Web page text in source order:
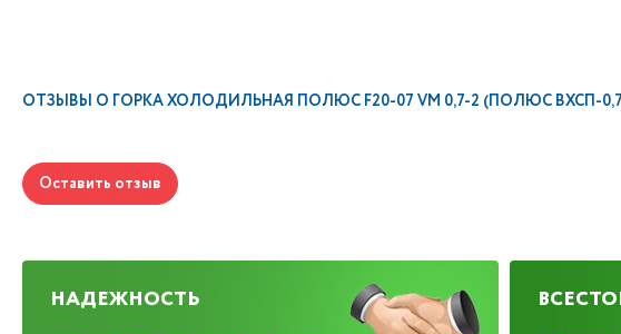
ОТЗЫВЫ О ГОРКА ХОЛОДИЛЬНАЯ ПОЛЮС F20-07 VM 0,7-2 (ПОЛЮС ВХСП-
Оставить отзыв
НАДЕЖНОСТЬ